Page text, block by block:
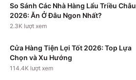
So Sánh Các Nhà Hàng Lẩu Triều Châu
2026: Ăn Ở Đâu Ngon Nhất?
2.3K lượt xem
Cửa Hàng Tiện Lợi Tốt 2026: Top Lựa
Chọn và Xu Hướng
114.4K lượt xem